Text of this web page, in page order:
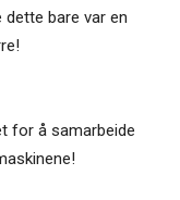
bare var en
for å samarbeide